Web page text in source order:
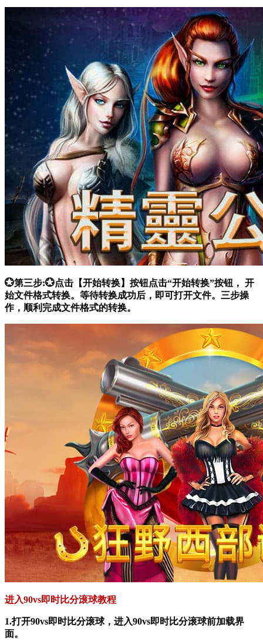
💮第三步:💮点击【开始转换】按钮点击“开始转换”按钮， 开
始文件格式转换。等待转换成功后，即可打开文件。三步操
作，顺利完成文件格式的转换。
进入90vs即时比分滚球教程
1.打开90vs即时比分滚球，进入90vs即时比分滚球前加载界
面。